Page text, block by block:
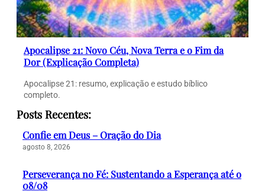
Apocalipse 21: Novo Céu, Nova Terra e o Fim da
Dor (Explicação Completa)
Apocalipse 21: resumo, explicação e estudo bíblico
completo.
Posts Recentes:
Confie em Deus – Oração do Dia
agosto 8, 2026
Perseverança no Fé: Sustentando a Esperança até o
08/08